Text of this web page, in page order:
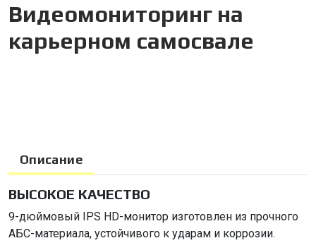
Видеомониторинг на
карьерном самосвале
Описание
ВЫСОКОЕ КАЧЕСТВО
9-дюймовый IPS HD-монитор изготовлен из прочного
АБС-материала, устойчивого к ударам и коррозии.